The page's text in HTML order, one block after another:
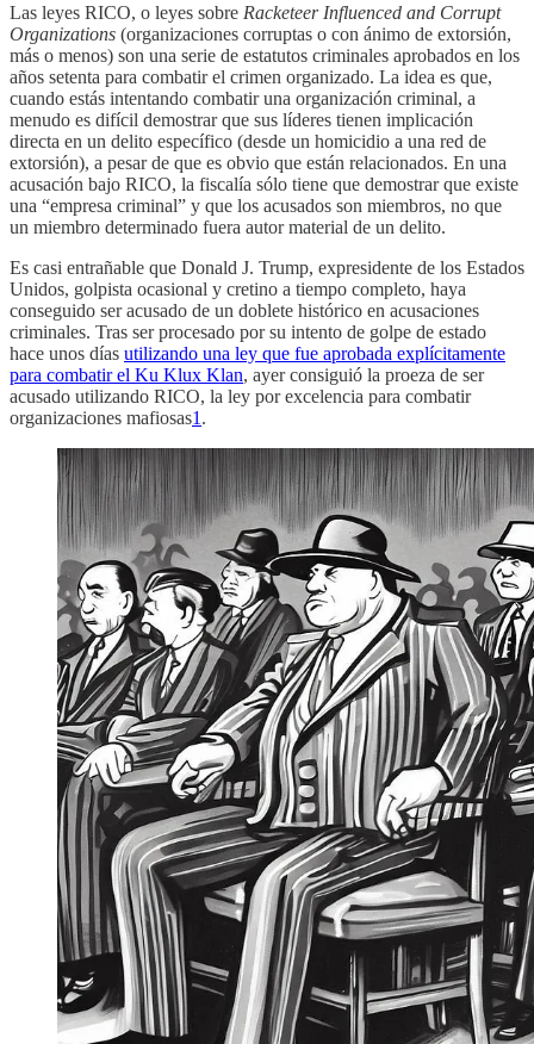
Las leyes RICO, o leyes sobre Racketeer Influenced and Corrupt
Organizations (organizaciones corruptas o con ánimo de extorsión,
más o menos) son una serie de estatutos criminales aprobados en los
años setenta para combatir el crimen organizado. La idea es que,
cuando estás intentando combatir una organización criminal, a
menudo es difícil demostrar que sus líderes tienen implicación
directa en un delito específico (desde un homicidio a una red de
extorsión), a pesar de que es obvio que están relacionados. En una
acusación bajo RICO, la fiscalía sólo tiene que demostrar que existe
una “empresa criminal” y que los acusados son miembros, no que
un miembro determinado fuera autor material de un delito.
Es casi entrañable que Donald J. Trump, expresidente de los Estados
Unidos, golpista ocasional y cretino a tiempo completo, haya
conseguido ser acusado de un doblete histórico en acusaciones
criminales. Tras ser procesado por su intento de golpe de estado
hace unos días utilizando una ley que fue aprobada explícitamente
para combatir el Ku Klux Klan, ayer consiguió la proeza de ser
acusado utilizando RICO, la ley por excelencia para combatir
organizaciones mafiosas1 .